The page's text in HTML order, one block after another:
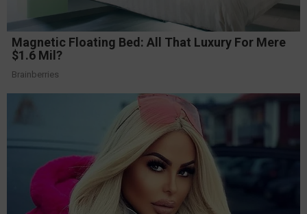
Magnetic Floating Bed: All That Luxury For Mere
$1.6 Mil?
Brainberries